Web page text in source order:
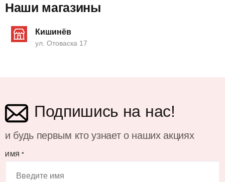
Наши магазины
Кишинёв
ул. Отоваска 17
Подпишись на нас!
и будь первым кто узнает о наших акциях
ИМЯ *